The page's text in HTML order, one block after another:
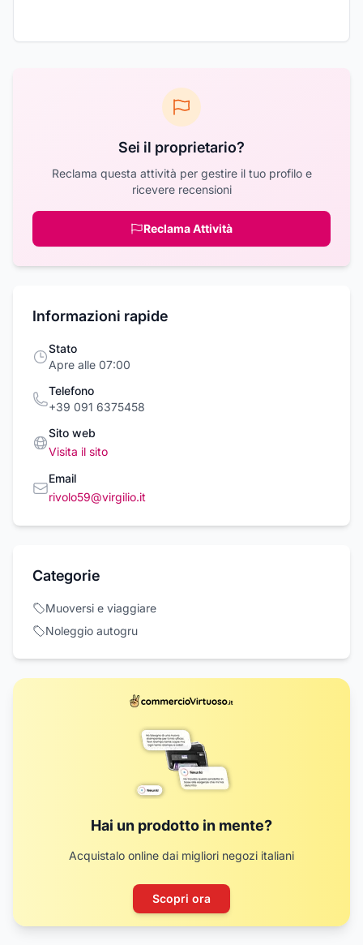
Sei il proprietario?
Reclama questa attività per gestire il tuo profilo e
ricevere recensioni
Reclama Attività
Informazioni rapide
Stato
Apre alle 07:00
Telefono
+39 091 6375458
Sito web
Visita il sito
Email
rivolo59@virgilio.it
Categorie
Muoversi e viaggiare
Noleggio autogru
Hai un prodotto in mente?
Acquistalo online dai migliori negozi italiani
Scopri ora